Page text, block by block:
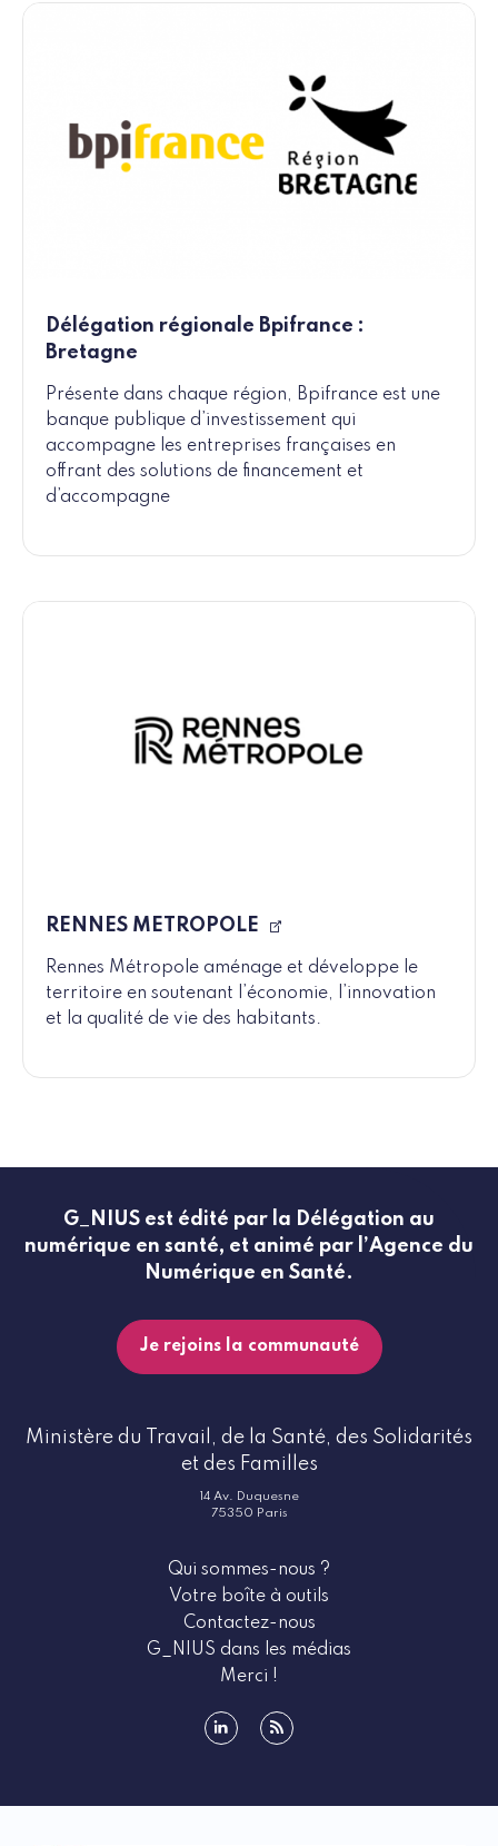
Délégation régionale Bpifrance :
Bretagne
Présente dans chaque région, Bpifrance est une
banque publique d’investissement qui
accompagne les entreprises françaises en
offrant des solutions de financement et
d’accompagne
RENNES METROPOLE
Rennes Métropole aménage et développe le
territoire en soutenant l’économie, l’innovation
et la qualité de vie des habitants.
G_NIUS est édité par la Délégation au
numérique en santé, et animé par l’Agence du
Numérique en Santé.
Je rejoins la communauté
Ministère du Travail, de la Santé, des Solidarités
et des Familles
14 Av. Duquesne
75350 Paris
Qui sommes-nous ?
Votre boîte à outils
Contactez-nous
G_NIUS dans les médias
Merci !